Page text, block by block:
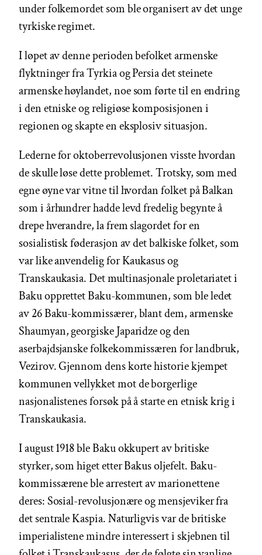
under folkemordet som ble organisert av det unge
tyrkiske regimet.
I løpet av denne perioden befolket armenske
flyktninger fra Tyrkia og Persia det steinete
armenske høylandet, noe som førte til en endring
i den etniske og religiøse komposisjonen i
regionen og skapte en eksplosiv situasjon.
Lederne for oktoberrevolusjonen visste hvordan
de skulle løse dette problemet. Trotsky, som med
egne øyne var vitne til hvordan folket på Balkan
som i århundrer hadde levd fredelig begynte å
drepe hverandre, la frem slagordet for en
sosialistisk føderasjon av det balkiske folket, som
var like anvendelig for Kaukasus og
Transkaukasia. Det multinasjonale proletariatet i
Baku opprettet Baku-kommunen, som ble ledet
av 26 Baku-kommissærer, blant dem, armenske
Shaumyan, georgiske Japaridze og den
aserbajdsjanske folkekommissæren for landbruk,
Vezirov. Gjennom dens korte historie kjempet
kommunen vellykket mot de borgerlige
nasjonalistenes forsøk på å starte en etnisk krig i
Transkaukasia.
I august 1918 ble Baku okkupert av britiske
styrker, som higet etter Bakus oljefelt. Baku-
kommissærene ble arrestert av marionettene
deres: Sosial-revolusjonære og mensjeviker fra
det sentrale Kaspia. Naturligvis var de britiske
imperialistene mindre interessert i skjebnen til